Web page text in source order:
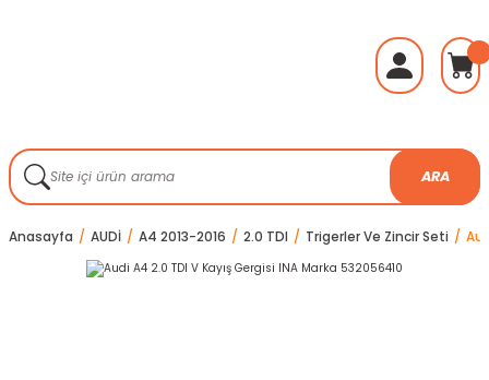
ARA
Anasayfa AUDİ A4 2013-2016 2.0 TDI Trigerler Ve Zincir Seti